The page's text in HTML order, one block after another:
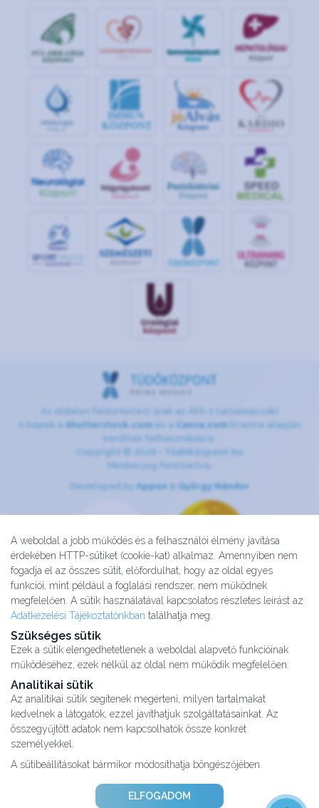
A weboldal a jobb működés és a felhasználói élmény javítása
érdekében HTTP-sütiket (cookie-kat) alkalmaz. Amennyiben nem
fogadja el az összes sütit, előfordulhat, hogy az oldal egyes
funkciói, mint például a foglalási rendszer, nem működnek
megfelelően. A sütik használatával kapcsolatos részletes leírást az
Adatkezelési Tájékoztatónkban találhatja meg.
Szükséges sütik
Ezek a sütik elengedhetetlenek a weboldal alapvető funkcióinak
működéséhez, ezek nélkül az oldal nem működik megfelelően.
Analitikai sütik
Az analitikai sütik segítenek megérteni, milyen tartalmakat
kedvelnek a látogatók, ezzel javíthatjuk szolgáltatásainkat. Az
összegyűjtött adatok nem kapcsolhatók össze konkrét
személyekkel.
A sütibeállításokat bármikor módosíthatja böngészőjében.
ELFOGADOM
IMMUN
KÖZPONT
jóAlvás
Központ
SPORT
Az oldalon feltüntetett árak az ÁFÁ-t tartalmazzák!
A képek a Shutterstock.com és a Canva.com licence alapján
kerültek felhasználásra.
Copyright © 2026 •
Tüdőközpont.hu
Minden jog fenntartva.
Developed by Appon& György Nándor
Kutatásaink
Partnereink
Karrier
Adatvédelmi tájékoztató